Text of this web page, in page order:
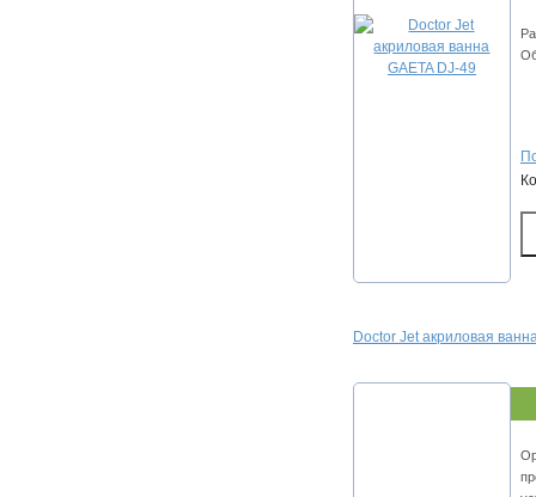
Doctor Jet акриловая